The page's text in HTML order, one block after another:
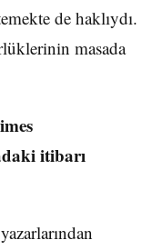
de haklıydı.
masada
itibarı